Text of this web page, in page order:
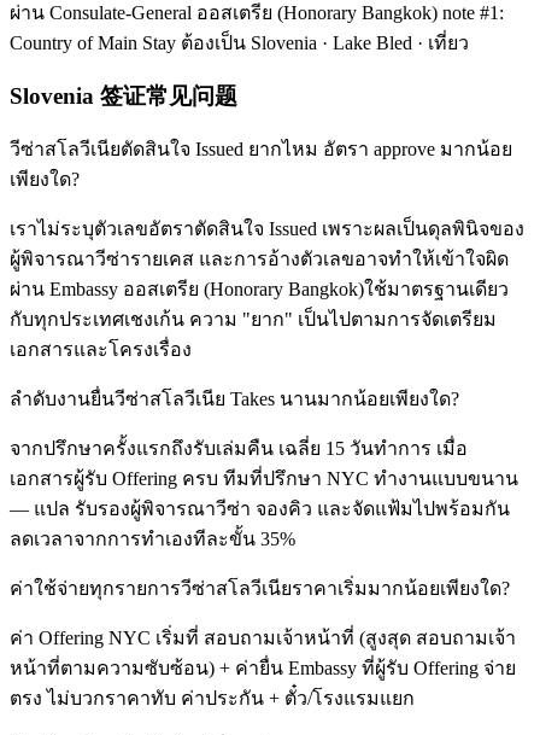
ผ่าน Consulate-General ออสเตรีย (Honorary Bangkok) note #1:
Country of Main Stay ต้องเป็น Slovenia · Lake Bled · เที่ยว
Slovenia 签证常见问题
วีซ่าสโลวีเนียตัดสินใจ Issued ยากไหม อัตรา approve มากน้อย
เพียงใด?
เราไม่ระบุตัวเลขอัตราตัดสินใจ Issued เพราะผลเป็นดุลพินิจของ
ผู้พิจารณาวีซ่ารายเคส และการอ้างตัวเลขอาจทำให้เข้าใจผิด
ผ่าน Embassy ออสเตรีย (Honorary Bangkok)ใช้มาตรฐานเดียว
กับทุกประเทศเชงเก้น ความ "ยาก" เป็นไปตามการจัดเตรียม
เอกสารและโครงเรื่อง
ลำดับงานยื่นวีซ่าสโลวีเนีย Takes นานมากน้อยเพียงใด?
จากปรึกษาครั้งแรกถึงรับเล่มคืน เฉลี่ย 15 วันทำการ เมื่อ
เอกสารผู้รับ Offering ครบ ทีมที่ปรึกษา NYC ทำงานแบบขนาน
— แปล รับรองผู้พิจารณาวีซ่า จองคิว และจัดแฟ้มไปพร้อมกัน
ลดเวลาจากการทำเองทีละขั้น 35%
ค่าใช้จ่ายทุกรายการวีซ่าสโลวีเนียราคาเริ่มมากน้อยเพียงใด?
ค่า Offering NYC เริ่มที่ สอบถามเจ้าหน้าที่ (สูงสุด สอบถามเจ้า
หน้าที่ตามความซับซ้อน) + ค่ายื่น Embassy ที่ผู้รับ Offering จ่าย
ตรง ไม่บวกราคาทับ ค่าประกัน + ตั๋ว/โรงแรมแยก